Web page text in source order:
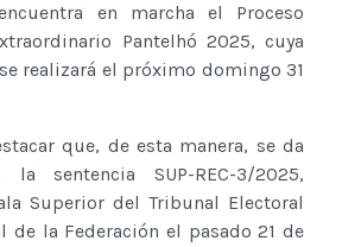
en marcha el Proceso
Pantelhó 2025, cuya
realizará el próximo domingo 31
que, de esta manera, se da
sentencia SUP-REC-3/2025,
Superior del Tribunal Electoral
de la Federación el pasado 21 de